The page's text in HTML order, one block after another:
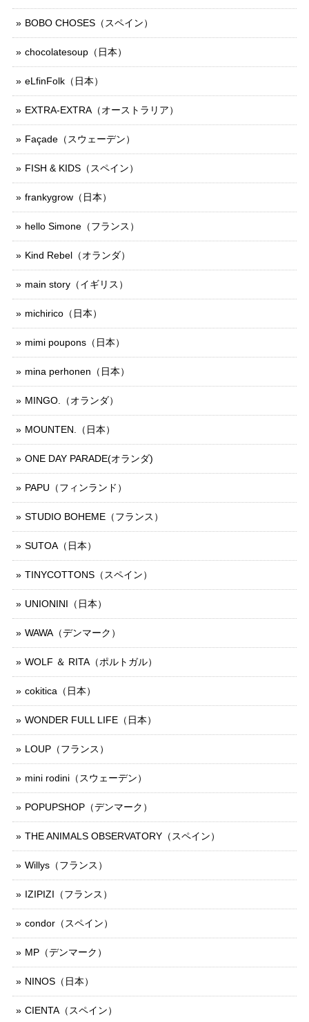
BOBO CHOSES（スペイン）
chocolatesoup（日本）
eLfinFolk（日本）
EXTRA-EXTRA（オーストラリア）
Façade（スウェーデン）
FISH & KIDS（スペイン）
frankygrow（日本）
hello Simone（フランス）
Kind Rebel（オランダ）
main story（イギリス）
michirico（日本）
mimi poupons（日本）
mina perhonen（日本）
MINGO.（オランダ）
MOUNTEN.（日本）
ONE DAY PARADE(オランダ)
PAPU（フィンランド）
STUDIO BOHEME（フランス）
SUTOA（日本）
TINYCOTTONS（スペイン）
UNIONINI（日本）
WAWA（デンマーク）
WOLF ＆ RITA（ポルトガル）
cokitica（日本）
WONDER FULL LIFE（日本）
LOUP（フランス）
mini rodini（スウェーデン）
POPUPSHOP（デンマーク）
THE ANIMALS OBSERVATORY（スペイン）
Willys（フランス）
IZIPIZI（フランス）
condor（スペイン）
MP（デンマーク）
NINOS（日本）
CIENTA（スペイン）